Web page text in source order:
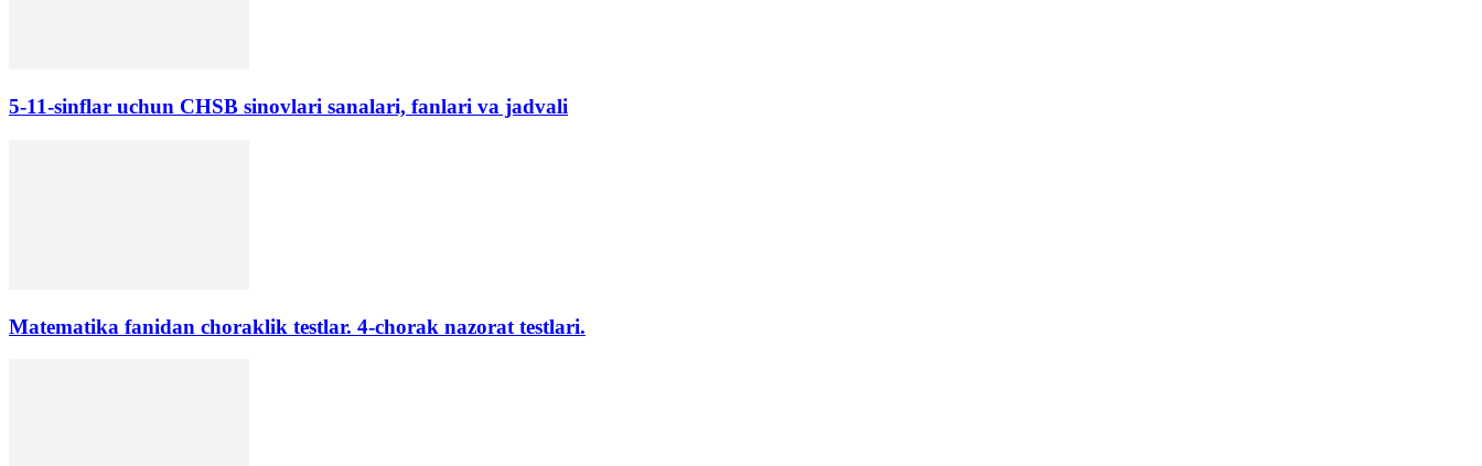
5-11-sinflar uchun CHSB sinovlari sanalari, fanlari va jadvali
Matematika fanidan choraklik testlar. 4-chorak nazorat testlari.